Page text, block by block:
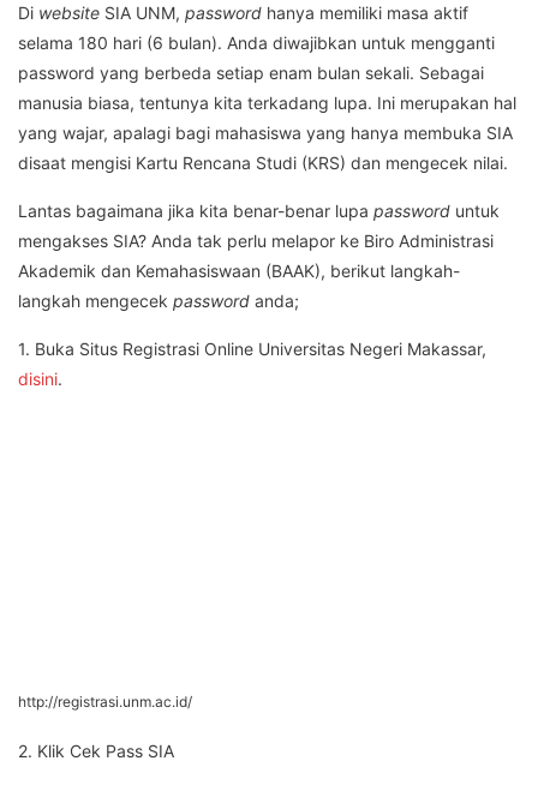
Di website SIA UNM, password hanya memiliki masa aktif
selama 180 hari (6 bulan). Anda diwajibkan untuk mengganti
password yang berbeda setiap enam bulan sekali. Sebagai
manusia biasa, tentunya kita terkadang lupa. Ini merupakan hal
yang wajar, apalagi bagi mahasiswa yang hanya membuka SIA
disaat mengisi Kartu Rencana Studi (KRS) dan mengecek nilai.
Lantas bagaimana jika kita benar-benar lupa password untuk
mengakses SIA? Anda tak perlu melapor ke Biro Administrasi
Akademik dan Kemahasiswaan (BAAK), berikut langkah-
langkah mengecek password anda;
1. Buka Situs Registrasi Online Universitas Negeri Makassar,
disini.
http://registrasi.unm.ac.id/
2. Klik Cek Pass SIA